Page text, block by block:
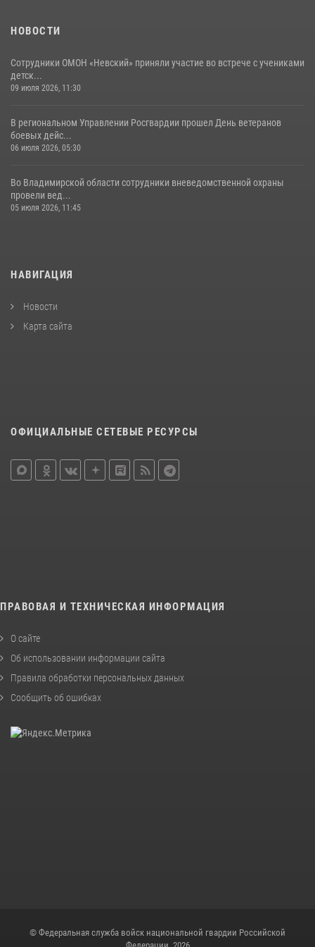
НОВОСТИ
Сотрудники ОМОН «Невский» приняли участие во встрече с учениками
детск...
09 июля 2026, 11:30
В региональном Управлении Росгвардии прошел День ветеранов
боевых дейс...
06 июля 2026, 05:30
Во Владимирской области сотрудники вневедомственной охраны
провели вед...
05 июля 2026, 11:45
НАВИГАЦИЯ
Новости
Карта сайта
ОФИЦИАЛЬНЫЕ СЕТЕВЫЕ РЕСУРСЫ
ПРАВОВАЯ И ТЕХНИЧЕСКАЯ ИНФОРМАЦИЯ
О сайте
Об использовании информации сайта
Правила обработки персональных данных
Сообщить об ошибках
© Федеральная служба войск национальной гвардии Российской